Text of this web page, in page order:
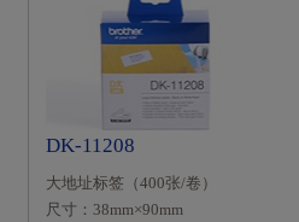
DK-11208
大地址标签（400张/卷）
尺寸：38mm×90mm